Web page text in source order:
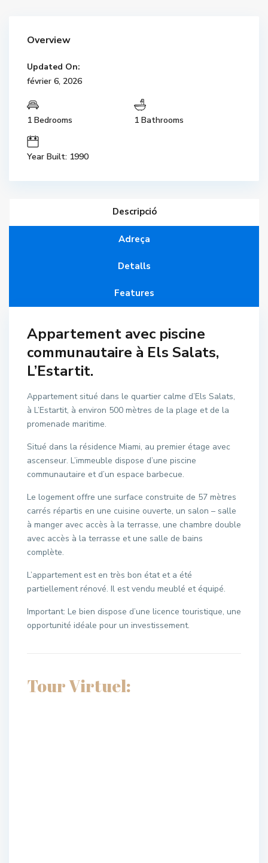
Overview
Updated On:
février 6, 2026
1 Bedrooms 1 Bathrooms
Year Built: 1990
Descripció
Adreça
Detalls
Features
Appartement avec piscine
communautaire à Els Salats,
L’Estartit.
Appartement situé dans le quartier calme d’Els Salats,
à L’Estartit, à environ 500 mètres de la plage et de la
promenade maritime.
Situé dans la résidence Miami, au premier étage avec
ascenseur. L’immeuble dispose d’une piscine
communautaire et d’un espace barbecue.
Le logement offre une surface construite de 57 mètres
carrés répartis en une cuisine ouverte, un salon – salle
à manger avec accès à la terrasse, une chambre double
avec accès à la terrasse et une salle de bains
complète.
L’appartement est en très bon état et a été
partiellement rénové. Il est vendu meublé et équipé.
Important: Le bien dispose d’une licence touristique, une
opportunité idéale pour un investissement.
Tour Virtuel: